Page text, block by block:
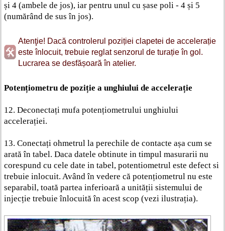
și 4 (ambele de jos), iar pentru unul cu șase poli - 4 și 5
(numărând de sus în jos).
Atenţie! Dacă controlerul poziției clapetei de accelerație
este înlocuit, trebuie reglat senzorul de turație în gol.
Lucrarea se desfășoară în atelier.
Potențiometru de poziție a unghiului de accelerație
12. Deconectați mufa potențiometrului unghiului
accelerației.
13. Conectați ohmetrul la perechile de contacte așa cum se
arată în tabel. Daca datele obtinute in timpul masurarii nu
corespund cu cele date in tabel, potentiometrul este defect si
trebuie inlocuit. Având în vedere că potențiometrul nu este
separabil, toată partea inferioară a unității sistemului de
injecție trebuie înlocuită în acest scop (vezi ilustrația).